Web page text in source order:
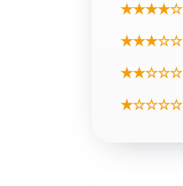
★★★★☆
★★★☆☆
★★☆☆☆
★☆☆☆☆